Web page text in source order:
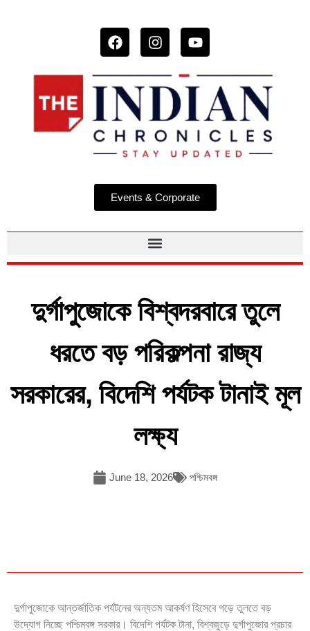
Events & Corporate
দুর্গাপুজোকে বিশ্বদরবারে তুলে
ধরতে বড় পরিকল্পনা রাজ্য
সরকারের, বিদেশি পর্যটক টানাই মূল
লক্ষ্য
June 18, 2026 পশ্চিমবঙ্গ
দুর্গাপুজোকে আন্তর্জাতিক পর্যটনের অন্যতম আকর্ষণ হিসেবে গড়ে তুলতে বড়
উদ্যোগ নিচ্ছে পশ্চিমবঙ্গ সরকার। বিদেশি পর্যটক টানা, বিশ্বজুড়ে দুর্গাপুজোর প্রচার